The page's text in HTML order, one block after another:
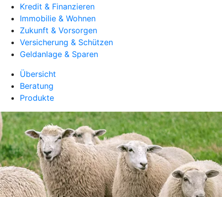
Kredit & Finanzieren
Immobilie & Wohnen
Zukunft & Vorsorgen
Versicherung & Schützen
Geldanlage & Sparen
Übersicht
Beratung
Produkte